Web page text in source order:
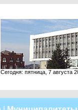
Сегодня: пятница, 7 августа